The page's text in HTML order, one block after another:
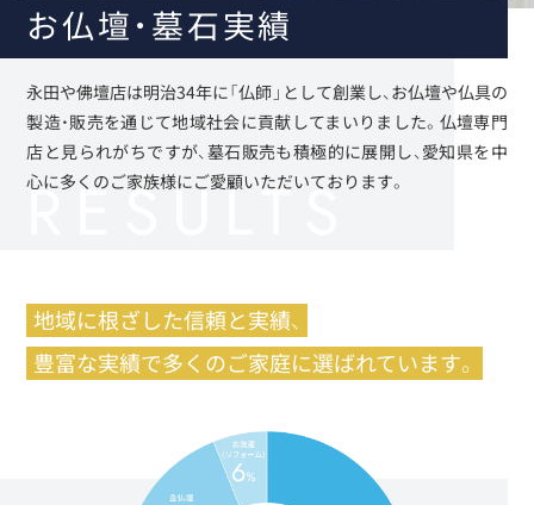
お仏壇・墓石実績
永田や佛壇店は明治34年に「仏師」として創業し、お仏壇や仏具の
製造・販売を通じて地域社会に貢献してまいりました。仏壇専門
店と見られがちですが、墓石販売も積極的に展開し、愛知県を中
心に多くのご家族様にご愛顧いただいております。
地域に根ざした信頼と実績、
豊富な実績で多くのご家庭に選ばれています。